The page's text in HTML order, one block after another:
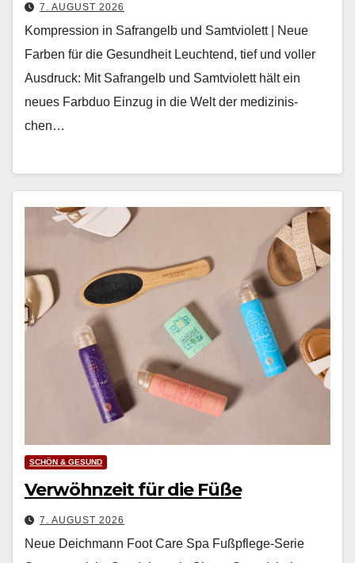
7. AUGUST 2026
Kompression in Safrangelb und Samtviolett | Neue
Farben für die Gesundheit Leuch­t­end, tief und voller
Aus­druck: Mit Safrangelb und Samtvi­o­lett hält ein
neues Farb­duo Einzug in die Welt der medi­zinis­
chen…
SCHÖN & GESUND
Verwöhnzeit für die Füße
7. AUGUST 2026
Neue Deichmann Foot Care Spa Fußpflege-Serie